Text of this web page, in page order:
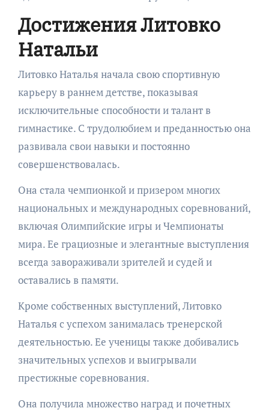
Достижения Литовко
Натальи
Литовко Наталья начала свою спортивную
карьеру в раннем детстве, показывая
исключительные способности и талант в
гимнастике. С трудолюбием и преданностью она
развивала свои навыки и постоянно
совершенствовалась.
Она стала чемпионкой и призером многих
национальных и международных соревнований,
включая Олимпийские игры и Чемпионаты
мира. Ее грациозные и элегантные выступления
всегда завораживали зрителей и судей и
оставались в памяти.
Кроме собственных выступлений, Литовко
Наталья с успехом занималась тренерской
деятельностью. Ее ученицы также добивались
значительных успехов и выигрывали
престижные соревнования.
Она получила множество наград и почетных